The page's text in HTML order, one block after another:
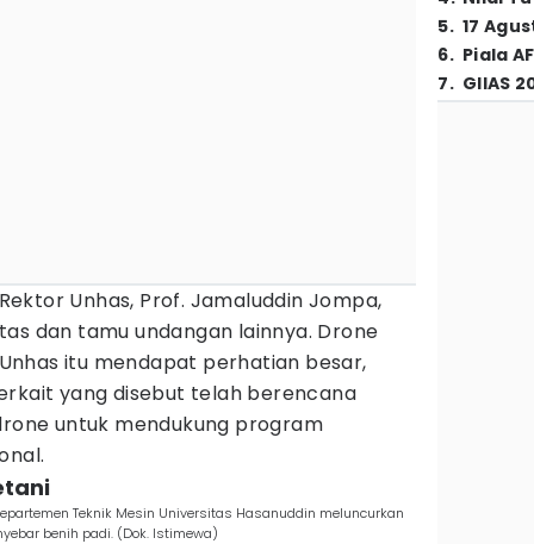
Unhas, Prof. Jamaluddin Jompa,
dan tamu undangan lainnya. Drone
itu mendapat perhatian besar,
yang disebut telah berencana
untuk mendukung program
Teknik Mesin Universitas Hasanuddin meluncurkan
benih padi. (Dok. Istimewa)
5. 17
6. Piala
7. GIIAS